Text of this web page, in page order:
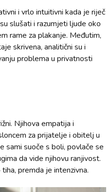
i vrlo intuitivni kada je riječ
slušati i razumjeti ljude oko
rame za plakanje. Međutim,
skrivena, analitični su i
problema u privatnosti
Njihova empatija i
za prijatelje i obitelj u
sami suoče s boli, povlače se
da vide njihovu ranjivost.
premda je intenzivna.